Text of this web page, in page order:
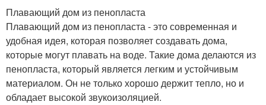
Плавающий дом из пенопласта
Плавающий дом из пенопласта - это современная и
удобная идея, которая позволяет создавать дома,
которые могут плавать на воде. Такие дома делаются из
пенопласта, который является легким и устойчивым
материалом. Он не только хорошо держит тепло, но и
обладает высокой звукоизоляцией.